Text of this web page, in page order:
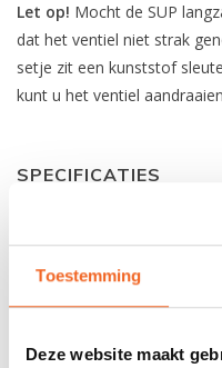
Toestemming
Deze website maakt
Let op! Mocht de SUP
dat het ventiel niet strak
setje zit een kunststof
kunt u het ventiel
SPECIFICATIES
Breedte: